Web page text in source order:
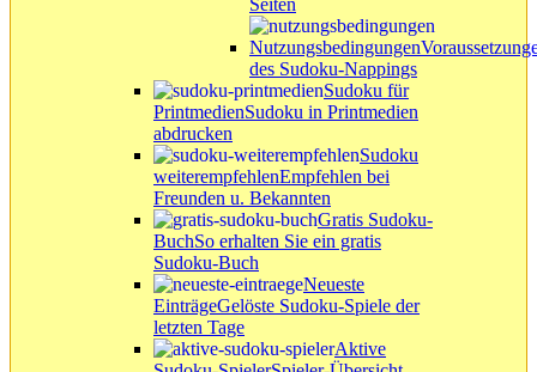
Seiten
Nutzungsbedingungen
des Sudoku-Nappings
Sudoku für
PrintmedienSudoku in Printmedien
abdrucken
Sudoku
weiterempfehlenEmpfehlen bei
Freunden u. Bekannten
Gratis Sudoku-
BuchSo erhalten Sie ein gratis
Sudoku-Buch
Neueste
EinträgeGelöste Sudoku-Spiele der
letzten Tage
Aktive